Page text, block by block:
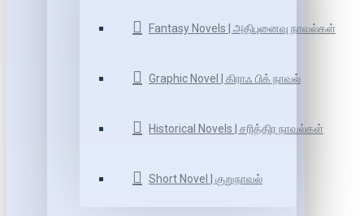
Fantasy Novels | அதிபுனைவு நாவல்கள்
Graphic Novel | கிராஃ பிக் நாவல்
Historical Novels | சரித்திர நாவல்கள்
Short Novel | குறுநாவல்